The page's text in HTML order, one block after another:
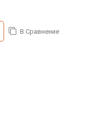
В Сравнение